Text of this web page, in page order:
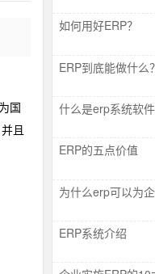
国
且
如何用好ERP？
ERP到底能做什么？
什么是erp系统软件
ERP的五点价值
为什么erp可以为
ERP系统介绍